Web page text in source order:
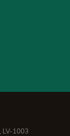
LV-1003